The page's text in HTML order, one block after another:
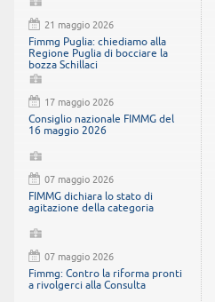
21 maggio 2026
Fimmg Puglia: chiediamo alla
Regione Puglia di bocciare la
bozza Schillaci
17 maggio 2026
Consiglio nazionale FIMMG del
16 maggio 2026
07 maggio 2026
FIMMG dichiara lo stato di
agitazione della categoria
07 maggio 2026
Fimmg: Contro la riforma pronti
a rivolgerci alla Consulta